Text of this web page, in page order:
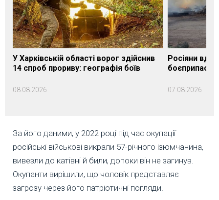
У Харківській області ворог здійснив
14 спроб прориву: географія боїв
08.08.2026
Росіяни
07.08.2026
За його даними, у 2022 році під час окупації
російські військові викрали 57-річного ізюмчанина,
вивезли до катівні й били, допоки він не загинув.
Окупанти вирішили, що чоловік представляє
загрозу через його патріотичні погляди.